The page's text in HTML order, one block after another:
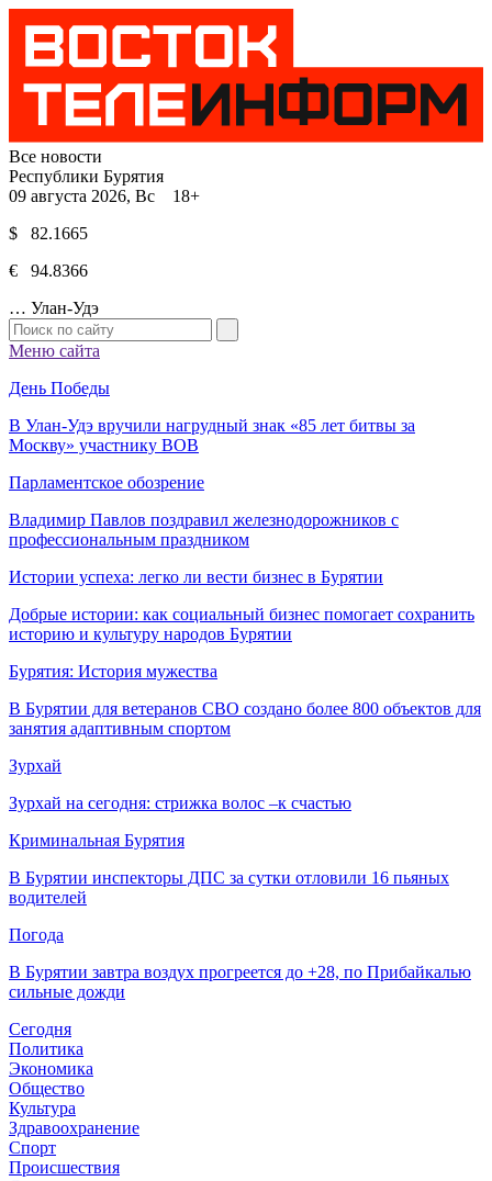
Все новости
Республики Бурятия
09 августа 2026, Вс 18+
$ 82.1665
€ 94.8366
… Улан-Удэ
Меню сайта
День Победы
В Улан-Удэ вручили нагрудный знак «85 лет битвы за
Москву» участнику ВОВ
Парламентское обозрение
Владимир Павлов поздравил железнодорожников с
профессиональным праздником
Истории успеха: легко ли вести бизнес в Бурятии
Добрые истории: как социальный бизнес помогает сохранить
историю и культуру народов Бурятии
Бурятия: История мужества
В Бурятии для ветеранов СВО создано более 800 объектов для
занятия адаптивным спортом
Зурхай
Зурхай на сегодня: стрижка волос –к счастью
Криминальная Бурятия
В Бурятии инспекторы ДПС за сутки отловили 16 пьяных
водителей
Погода
В Бурятии завтра воздух прогреется до +28, по Прибайкалью
сильные дожди
Сегодня
Политика
Экономика
Общество
Культура
Здравоохранение
Спорт
Происшествия